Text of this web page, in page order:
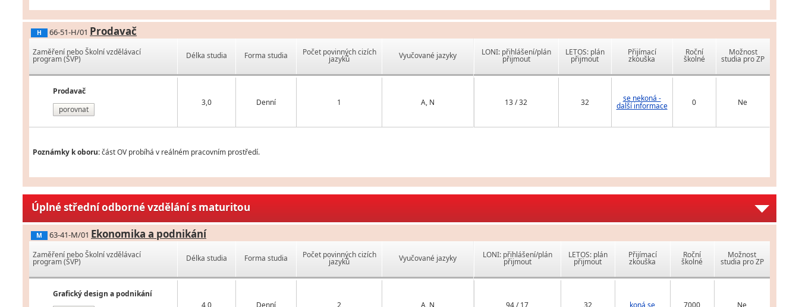
H 66-51-H/01 Prodavač
Zaměření nebo Školní vzdělávací
program (ŠVP)
Prodavač
porovnat
Délka studia Forma studia Počet povinných cizích
jazyků Vyučované jazyky
3,0 Denní 1 A, N
LONI: přihlášení/plán
přijmout
LETOS: plán
přijmout
Přijímací
zkouška
Roční
školné
Možnost
studia pro ZP
13 / 32 32 se nekoná -
další informace 0 Ne
Poznámky k oboru:část OV probíhá v reálném pracovním prostředí.
Úplné střední odborné vzdělání s maturitou
M 63-41-M/01 Ekonomika a podnikání
Zaměření nebo Školní vzdělávací
program (ŠVP)
Grafický design a podnikání
Délka studia Forma studia Počet povinných cizích
jazyků Vyučované jazyky LONI: přihlášení/plán
přijmout
LETOS: plán
přijmout
Přijímací
zkouška
Roční
školné
Možnost
studia pro ZP